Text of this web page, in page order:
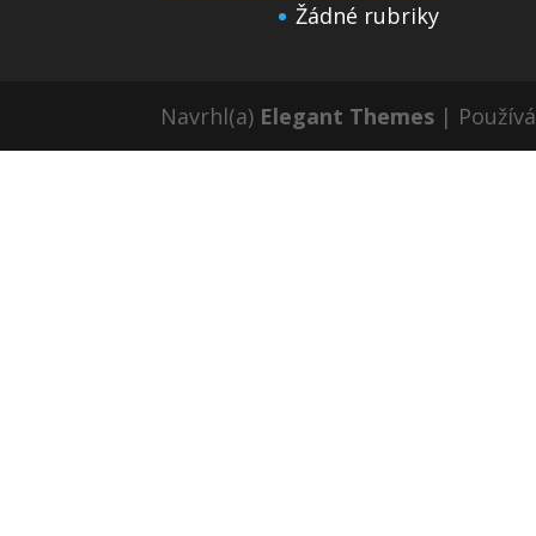
Žádné rubriky
Navrhl(a) Elegant Themes |